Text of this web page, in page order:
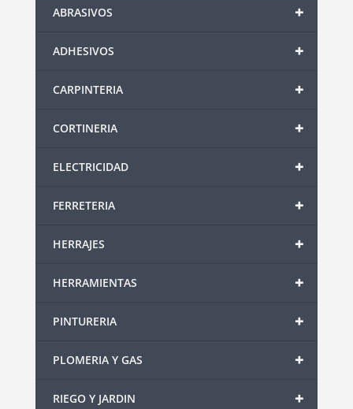
+
ABRASIVOS
+
ADHESIVOS
+
CARPINTERIA
+
CORTINERIA
+
ELECTRICIDAD
+
FERRETERIA
+
HERRAJES
+
HERRAMIENTAS
+
PINTURERIA
+
PLOMERIA Y GAS
+
RIEGO Y JARDIN